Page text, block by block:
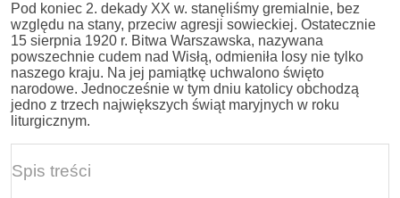
Pod koniec 2. dekady XX w. stanęliśmy gremialnie, bez
względu na stany, przeciw agresji sowieckiej. Ostatecznie
15 sierpnia 1920 r. Bitwa Warszawska, nazywana
powszechnie cudem nad Wisłą, odmieniła losy nie tylko
naszego kraju. Na jej pamiątkę uchwalono święto
narodowe. Jednocześnie w tym dniu katolicy obchodzą
jedno z trzech największych świąt maryjnych w roku
liturgicznym.
Spis treści